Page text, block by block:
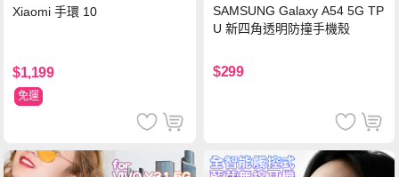
Xiaomi 手環 10
$1,199
免運
SAMSUNG Galaxy A54 5G TP
U 新四角透明防撞手機殼
$299